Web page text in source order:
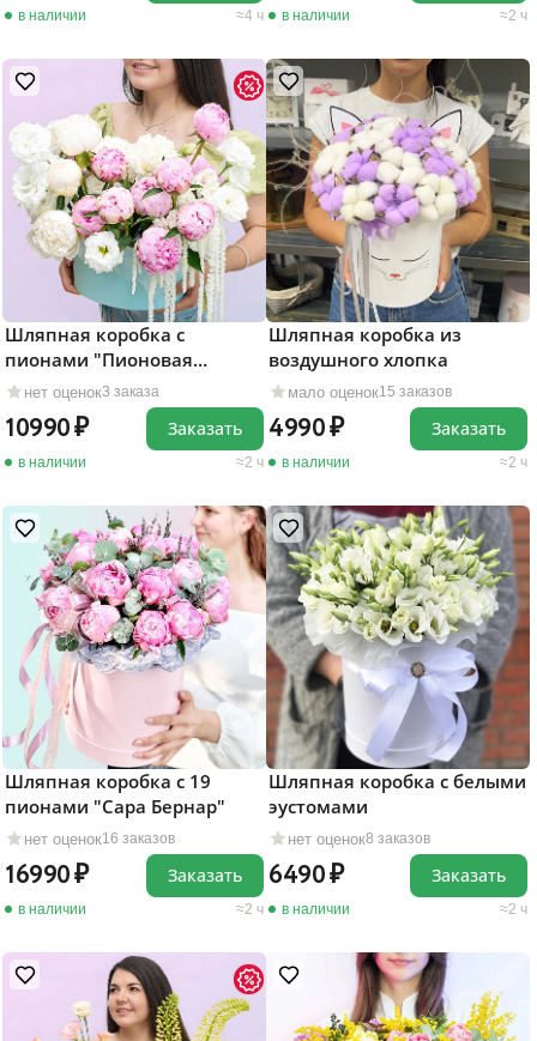
в наличии 4 ч в наличии 2 ч
нет оценок3 заказа
Шляпная коробка с
пионами "Пионовая
страсть"
10990
в наличии 2 ч
Заказать
мало оценок15 заказов
Шляпная коробка из
воздушного хлопка
4990
в наличии 2 ч
Заказать
нет оценок16 заказов
Шляпная коробка с 19
пионами "Сара Бернар"
16990
в наличии 2 ч
Заказать
нет оценок8 заказов
Шляпная коробка с белыми
эустомами
6490
в наличии 2 ч
Заказать